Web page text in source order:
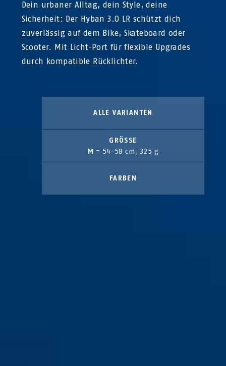
Dein urbaner Alltag, dein Style, deine
Sicherheit: Der Hyban 3.0 LR schützt dich
zuverlässig auf dem Bike, Skateboard oder
Scooter. Mit Licht-Port für flexible Upgrades
durch kompatible Rücklichter.
ALLE VARIANTEN
GRÖSSE
M = 54-58 cm, 325 g
FARBEN